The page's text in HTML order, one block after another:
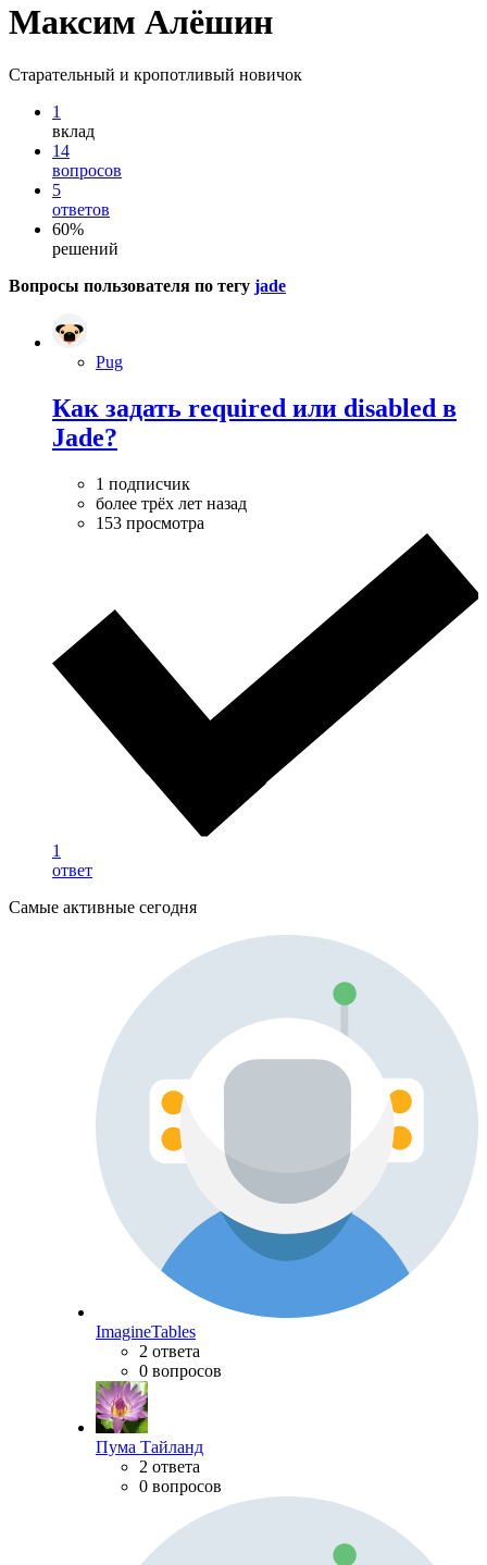
Максим Алёшин
Старательный и кропотливый новичок
1
вклад
14
вопросов
5
ответов
60%
решений
Вопросы пользователя по тегу jade
Pug
Как задать required или disabled в
Jade?
1 подписчик
более трёх лет назад
153 просмотра
1
ответ
Самые активные сегодня
ImagineTables
2 ответа
0 вопросов
Пума Тайланд
2 ответа
0 вопросов